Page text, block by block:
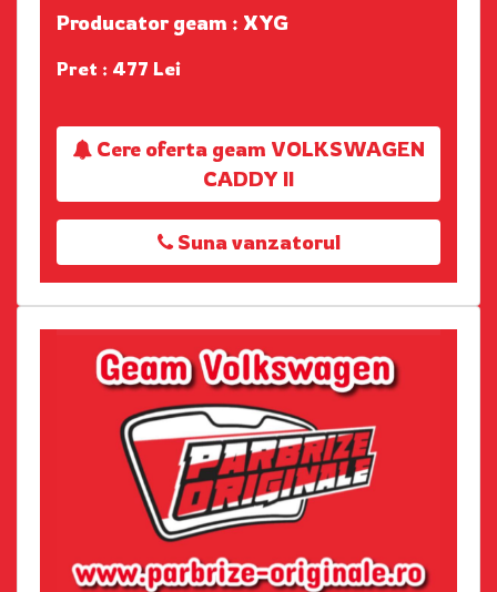
Producator geam : XYG
Pret : 477 Lei
Cere oferta geam VOLKSWAGEN
CADDY II
Suna vanzatorul